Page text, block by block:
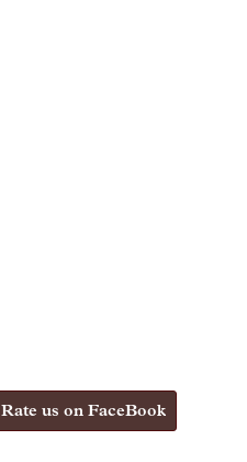
Rate us on FaceBook